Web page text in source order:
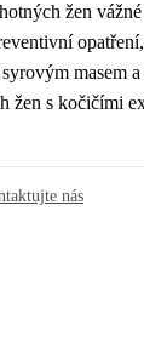
žen
masem a
žen s kočičími
nás